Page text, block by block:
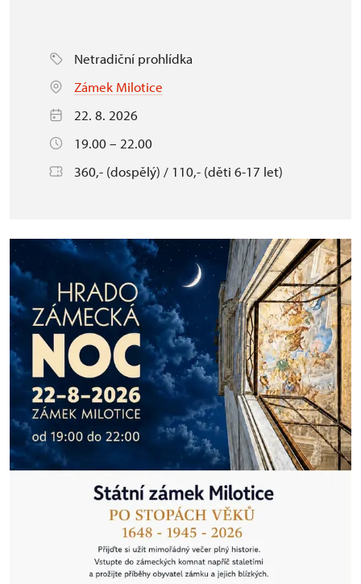
Netradiční prohlídka
Zámek Milotice
22. 8. 2026
19.00 – 22.00
360,- (dospělý) / 110,- (děti 6-17 let)